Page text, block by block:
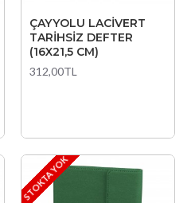
ÇAYYOLU LACİVERT
TARİHSİZ DEFTER
(16X21,5 CM)
312,00TL
STOKTA YOK